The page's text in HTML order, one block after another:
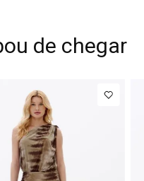
de chegar